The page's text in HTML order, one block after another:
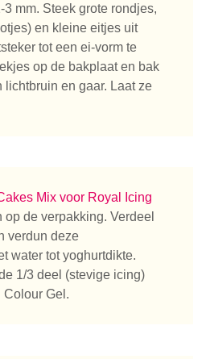
mm. Steek grote rondjes,
en kleine eitjes uit
tot een ei-vorm te
op de bakplaat en bak
lichtbruin en gaar. Laat ze
Mix voor Royal Icing
de verpakking. Verdeel
verdun deze
water tot yoghurtdikte.
1/3 deel (stevige icing)
Colour Gel.